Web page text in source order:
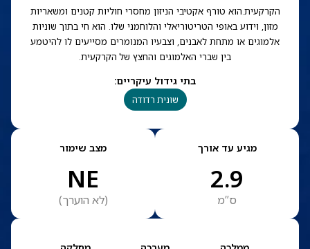
הקרקעית.הוא טורף אקטיבי הניזון מחסרי חוליות קטנים ומשאריות
מזון, וידוע באופי הטריטוריאלי והלוחמני שלו. הוא חי בתוך שוניות
אלמוגים או מתחת לאבנים, וצבעיו המנומרים מסייעים לו להיטמע
בין שברי האלמוגים והחצץ של הקרקעית.
בתי גידול עיקריים:
שונית רדודה
מגיע עד אורך
2.9
ס”מ
מצב שימור
NE
(לא הוערך)